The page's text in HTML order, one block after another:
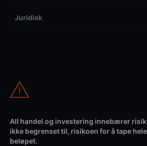
Juridisk
All handel og investering innebærer
ikke begrenset til, risikoen for å tape
beløpet.